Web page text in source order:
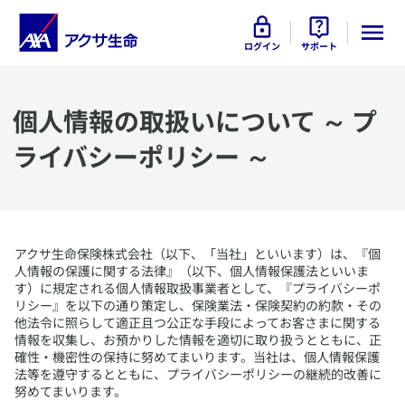
ログイン サポート
​個人情報の取扱いについて ～ プ
ライバシーポリシー ～
​アクサ生命保険株式会社（以下、「当社」といいます）は、『個
人情報の保護に関する法律』（以下、個人情報保護法といいま
す）に規定される個人情報取扱事業者として、『プライバシーポ
リシー』を以下の通り策定し、保険業法・保険契約の約款・その
他法令に照らして適正且つ公正な手段によってお客さまに関する
情報を収集し、お預かりした情報を適切に取り扱うとともに、正
確性・機密性の保持に努めてまいります。当社は、個人情報保護
法等を遵守するとともに、プライバシーポリシーの継続的改善に
努めてまいります。